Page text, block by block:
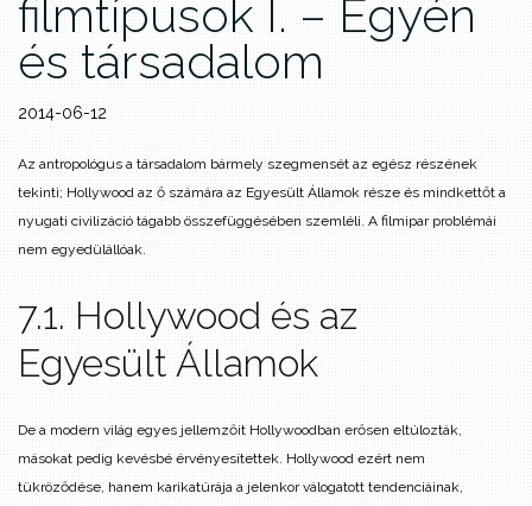
filmtípusok I. – Egyén
és társadalom
2014-06-12
Az antropológus a társadalom bármely szegmensét az egész részének
tekinti; Hollywood az ő számára az Egyesült Államok része és mindkettőt a
nyugati civilizáció tágabb összefüggésében szemléli. A filmipar problémái
nem egyedülállóak.
7.1. Hollywood és az
Egyesült Államok
De a modern világ egyes jellemzőit Hollywoodban erősen eltúlozták,
másokat pedig kevésbé érvényesítettek. Hollywood ezért nem
tükröződése, hanem karikatúrája a jelenkor válogatott tendenciáinak,